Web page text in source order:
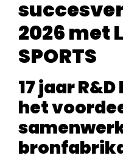
2026 met
SPORTS
17 jaar
het